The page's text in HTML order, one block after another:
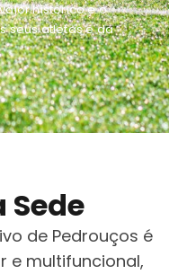
histórico e o
seus atletas e da
Sede
de Pedrouços é
e multifuncional,